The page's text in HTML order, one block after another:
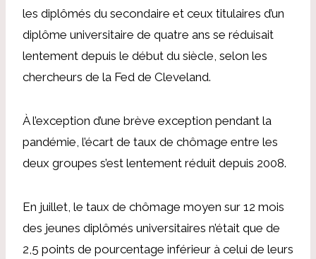
les diplômés du secondaire et ceux titulaires d’un
diplôme universitaire de quatre ans se réduisait
lentement depuis le début du siècle, selon les
chercheurs de la Fed de Cleveland.
À l’exception d’une brève exception pendant la
pandémie, l’écart de taux de chômage entre les
deux groupes s’est lentement réduit depuis 2008.
En juillet, le taux de chômage moyen sur 12 mois
des jeunes diplômés universitaires n’était que de
2,5 points de pourcentage inférieur à celui de leurs